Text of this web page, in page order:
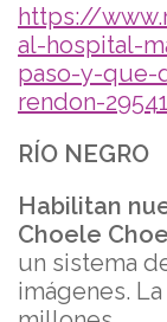
https://
al-hospital-
paso-y-que-
rendon-
RÍO NEGRO
Habilitan
Choele
un sistema
imágenes.